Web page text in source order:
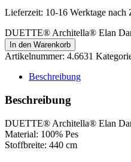
Lieferzeit: 10-16 Werktage nach
DUETTE® Architella® Elan
In den Warenkorb
Artikelnummer: 4.6631
Beschreibung
Beschreibung
DUETTE® Architella® Elan
Material: 100% Pes
Stoffbreite: 440 cm